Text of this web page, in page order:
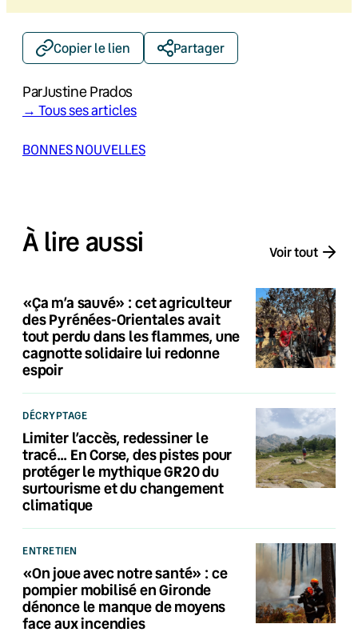
Copier le lien Partager
ParJustine Prados
→ Tous ses articles
BONNES NOUVELLES
À lire aussi Voir tout
«Ça m’a sauvé» : cet agriculteur
des Pyrénées-Orientales avait
tout perdu dans les flammes, une
cagnotte solidaire lui redonne
espoir
DÉCRYPTAGE
Limiter l’accès, redessiner le
tracé… En Corse, des pistes pour
protéger le mythique GR20 du
surtourisme et du changement
climatique
ENTRETIEN
«On joue avec notre santé» : ce
pompier mobilisé en Gironde
dénonce le manque de moyens
face aux incendies